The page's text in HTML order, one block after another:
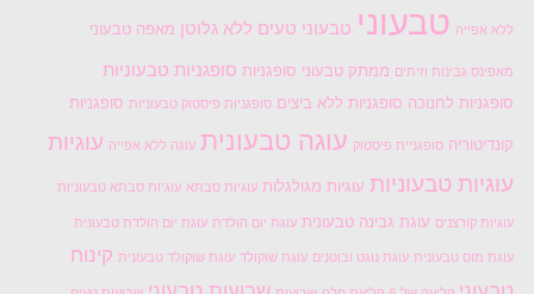
ללא אפייה טבעוני טבעוני טעים ללא גלוטן מאפה טבעוני
מאפינס גבינות וזיתים ממתק טבעוני סופגניות סופגניות טבעוניות
סופגניות לחנוכה סופגניות ללא ביצים סופגניות פיסטוק טבעוניות סופגניות
קונדיטוריה סופגניית פיסטוק עוגה טבעונית עוגה ללא אפייה עוגיות
עוגיות טבעוניות עוגיות מגולגלות עוגיות סבתא עוגיות סבתא טבעוניות
עוגיות קורצנים עוגת גבינה טבעונית עוגת יום הולדת עוגת יום הולדת טבעונית
עוגת מוס טבעונית עוגת נוגט ובוטנים עוגת שוקולד עוגת שוקולד טבעונית קינוח